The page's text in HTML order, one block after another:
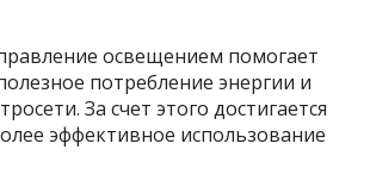
освещением помогает
потребление энергии и
За счет этого достигается
эффективное использование